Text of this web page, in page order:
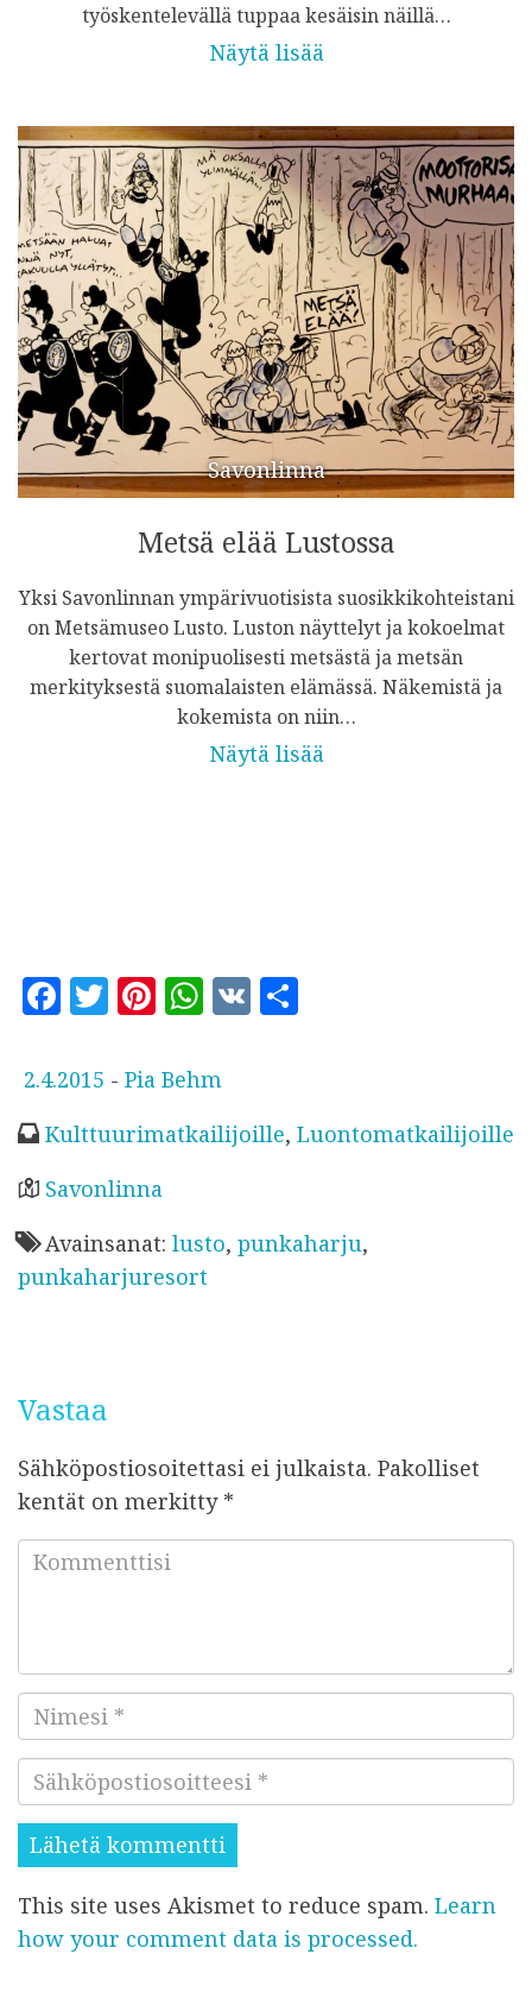
työskentelevällä tuppaa kesäisin näillä…
Näytä lisää
Savonlinna
Metsä elää Lustossa
Yksi Savonlinnan ympärivuotisista suosikkikohteistani
on Metsämuseo Lusto. Luston näyttelyt ja kokoelmat
kertovat monipuolisesti metsästä ja metsän
merkityksestä suomalaisten elämässä. Näkemistä ja
kokemista on niin…
Näytä lisää
F
c
b
o
k
T
it
r
Pi
te
es
t
W
at
A
p
V
e
J
l
k
i
s
2.4.2015 - Pia Behm
Kulttuurimatkailijoille, Luontomatkailijoille
Savonlinna
Avainsanat: lusto, punkaharju,
punkaharjuresort
Vastaa
Sähköpostiosoitettasi ei julkaista. Pakolliset
kentät on merkitty *
e
t
i
*
i
m
e
i
*
ä
h
k
ö
p
This site uses Akismet to reduce spam. Learn
how your comment data is processed.